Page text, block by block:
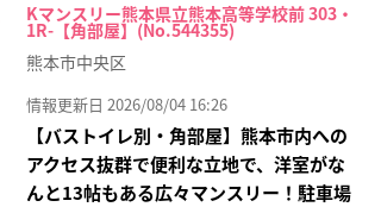
Kマンスリー熊本県立熊本高等学校前 303・
1R-【角部屋】(No.544355)
熊本市中央区
情報更新日 2026/08/04 16:26
【バストイレ別・角部屋】熊本市内への
アクセス抜群で便利な立地で、洋室がな
んと13帖もある広々マンスリー！駐車場